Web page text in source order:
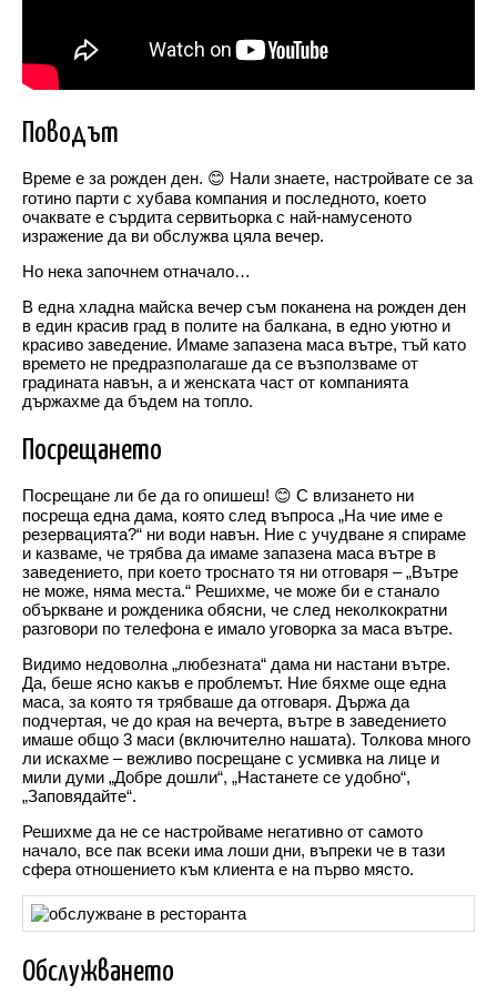
Поводът
Време е за рожден ден. 😊 Нали знаете, настройвате се за
готино парти с хубава компания и последното, което
очаквате е сърдита сервитьорка с най-намусеното
изражение да ви обслужва цяла вечер.
Но нека започнем отначало…
В една хладна майска вечер съм поканена на рожден ден
в един красив град в полите на балкана, в едно уютно и
красиво заведение. Имаме запазена маса вътре, тъй като
времето не предразполагаше да се възползваме от
градината навън, а и женската част от компанията
държахме да бъдем на топло.
Посрещането
Посрещане ли бе да го опишеш! 😊 С влизането ни
посреща една дама, която след въпроса „На чие име е
резервацията?“ ни води навън. Ние с учудване я спираме
и казваме, че трябва да имаме запазена маса вътре в
заведението, при което троснато тя ни отговаря – „Вътре
не може, няма места.“ Решихме, че може би е станало
объркване и рожденика обясни, че след неколкократни
разговори по телефона е имало уговорка за маса вътре.
Видимо недоволна „любезната“ дама ни настани вътре.
Да, беше ясно какъв е проблемът. Ние бяхме още една
маса, за която тя трябваше да отговаря. Държа да
подчертая, че до края на вечерта, вътре в заведението
имаше общо 3 маси (включително нашата). Толкова много
ли искахме – вежливо посрещане с усмивка на лице и
мили думи „Добре дошли“, „Настанете се удобно“,
„Заповядайте“.
Решихме да не се настройваме негативно от самото
начало, все пак всеки има лоши дни, въпреки че в тази
сфера отношението към клиента е на първо място.
Обслужването